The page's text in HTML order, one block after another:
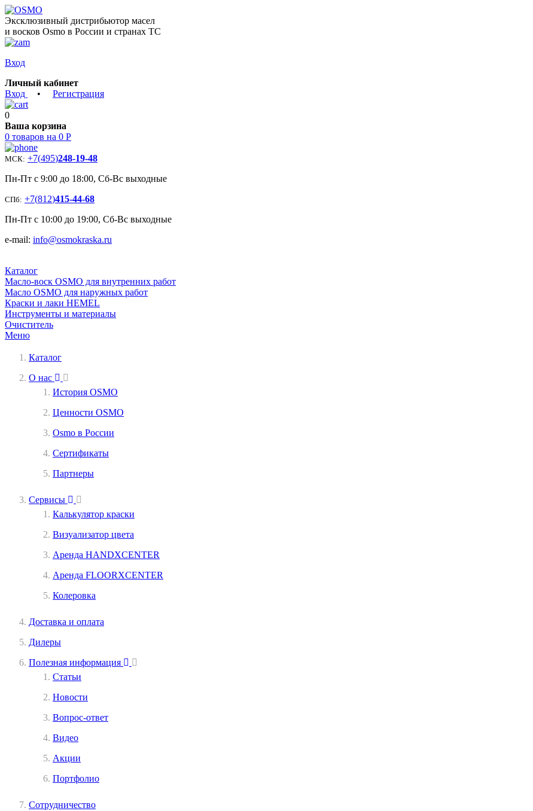
Эксклюзивный дистрибьютор масел
и восков Osmo в России и странах ТС
Вход
Личный кабинет
Вход
• Регистрация
0
Ваша корзина
0 товаров на 0 Р
МСК: +7(495)248-19-48
Пн-Пт с 9:00 до 18:00, Сб-Вс выходные
СПб: +7(812)415-44-68
Пн-Пт с 10:00 до 19:00, Сб-Вс выходные
e-mail: info@osmokraska.ru
Каталог
Масло-воск OSMO для внутренних работ
Масло OSMO для наружных работ
Краски и лаки HEMEL
Инструменты и материалы
Очиститель
Меню
Каталог
О нас
История OSMO
Ценности OSMO
Osmo в России
Сертификаты
Партнеры
Сервисы
Калькулятор краски
Визуализатор цвета
Аренда HANDXCENTER
Аренда FLOORXCENTER
Колеровка
Доставка и оплата
Дилеры
Полезная информация
Статьи
Новости
Вопрос-ответ
Видео
Акции
Портфолио
Сотрудничество